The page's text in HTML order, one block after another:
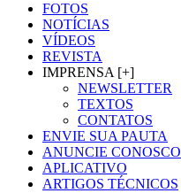
FOTOS
NOTÍCIAS
VÍDEOS
REVISTA
IMPRENSA [+]
NEWSLETTER
TEXTOS
CONTATOS
ENVIE SUA PAUTA
ANUNCIE CONOSCO
APLICATIVO
ARTIGOS TÉCNICOS